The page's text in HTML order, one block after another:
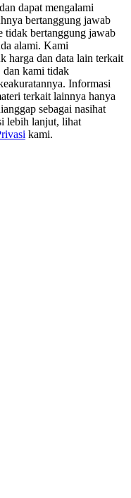
dapat mengalami
bertanggung jawab
tidak bertanggung jawab
alami. Kami
harga dan data lain terkait
dan kami tidak
Informasi
terkait lainnya hanya
sebagai nasihat
lebih lanjut, lihat
kami.